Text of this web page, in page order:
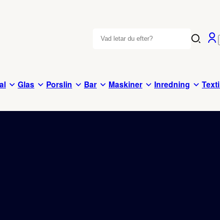
Glas Porslin Bar Maskiner Inredning